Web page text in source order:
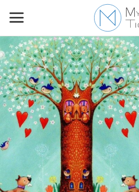
Contact Us
Politique
Business
Travel